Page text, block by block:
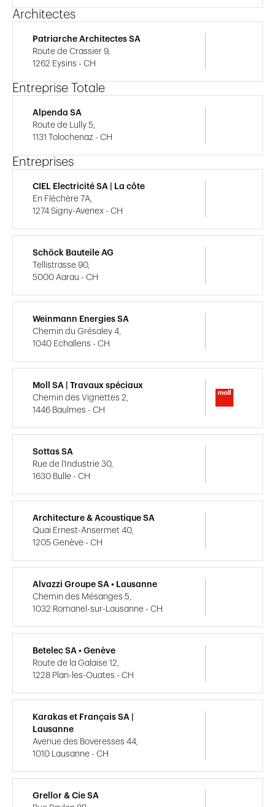
Architectes
Patriarche Architectes SA
Route de Crassier 9,
1262 Eysins - CH
Entreprise Totale
Alpenda SA
Route de Lully 5,
1131 Tolochenaz - CH
Entreprises
CIEL Electricité SA | La côte
En Fléchère 7A,
1274 Signy-Avenex - CH
Schöck Bauteile AG
Tellistrasse 90,
5000 Aarau - CH
Weinmann Energies SA
Chemin du Grésaley 4,
1040 Echallens - CH
Moll SA | Travaux spéciaux
Chemin des Vignettes 2,
1446 Baulmes - CH
Sottas SA
Rue de l'Industrie 30,
1630 Bulle - CH
Architecture & Acoustique SA
Quai Ernest-Ansermet 40,
1205 Genève - CH
Alvazzi Groupe SA • Lausanne
Chemin des Mésanges 5,
1032 Romanel-sur-Lausanne - CH
Betelec SA • Genève
Route de la Galaise 12,
1228 Plan-les-Ouates - CH
Karakas et Français SA |
Lausanne
Avenue des Boveresses 44,
1010 Lausanne - CH
Grellor & Cie SA